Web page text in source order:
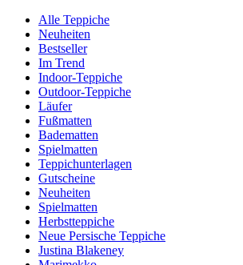
Alle Teppiche
Neuheiten
Bestseller
Im Trend
Indoor-Teppiche
Outdoor-Teppiche
Läufer
Fußmatten
Badematten
Spielmatten
Teppichunterlagen
Gutscheine
Neuheiten
Spielmatten
Herbstteppiche
Neue Persische Teppiche
Justina Blakeney